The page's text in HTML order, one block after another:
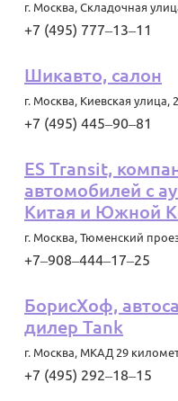
г. Москва, Складочная
+7 (495) 777‒13‒11
Шикавто, салон
г. Москва, Киевская улица, 2
+7 (495) 445‒90‒81
ES Transit,
автомобилей с
Китая и Южной
г. Москва, Тюменский
+7‒908‒444‒17‒25
БорисХоф,
дилер Tank
г. Москва, МКАД 29
+7 (495) 292‒18‒15